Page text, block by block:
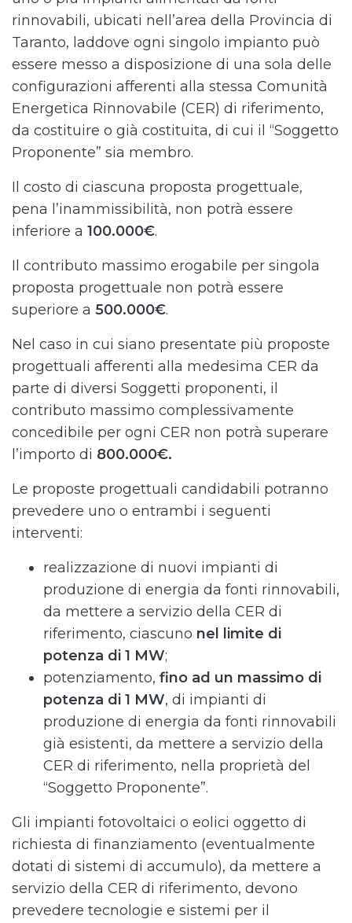
rinnovabili, ubicati nell’area della Provincia di
Taranto, laddove ogni singolo impianto può
essere messo a disposizione di una sola delle
configurazioni afferenti alla stessa Comunità
Energetica Rinnovabile (CER) di riferimento,
da costituire o già costituita, di cui il “Soggetto
Proponente” sia membro.
Il costo di ciascuna proposta progettuale,
pena l’inammissibilità, non potrà essere
inferiore a 100.000€.
Il contributo massimo erogabile per singola
proposta progettuale non potrà essere
superiore a 500.000€.
Nel caso in cui siano presentate più proposte
progettuali afferenti alla medesima CER da
parte di diversi Soggetti proponenti, il
contributo massimo complessivamente
concedibile per ogni CER non potrà superare
l’importo di 800.000€.
Le proposte progettuali candidabili potranno
prevedere uno o entrambi i seguenti
interventi:
realizzazione di nuovi impianti di
produzione di energia da fonti rinnovabili,
da mettere a servizio della CER di
riferimento, ciascuno nel limite di
potenza di 1 MW;
potenziamento, fino ad un massimo di
potenza di 1 MW, di impianti di
produzione di energia da fonti rinnovabili
già esistenti, da mettere a servizio della
CER di riferimento, nella proprietà del
“Soggetto Proponente”.
Gli impianti fotovoltaici o eolici oggetto di
richiesta di finanziamento (eventualmente
dotati di sistemi di accumulo), da mettere a
servizio della CER di riferimento, devono
prevedere tecnologie e sistemi per il